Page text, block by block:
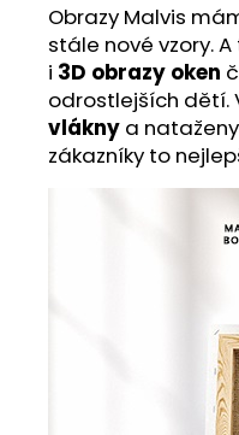
Obrazy Malvis
stále nové vzory.
i 3D obrazy oken
odrostlejších dětí.
vlákny a
zákazníky to